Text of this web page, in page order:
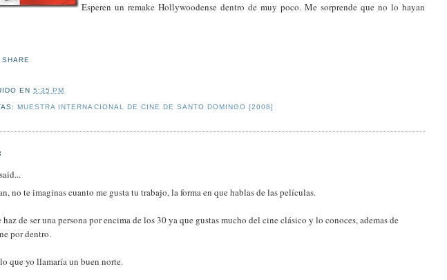
Esperen un remake Hollywoodense dentro de muy poco. Me sorprende que no lo hayan
EN5:35 PM
MUESTRA INTERNACIONAL DE CINE DE SANTO DOMINGO [2008]
no te imaginas cuanto me gusta tu trabajo, la forma en que hablas de las películas.
de ser una persona por encima de los 30 ya que gustas mucho del cine clásico y lo conoces, ademas de
por dentro.
que yo llamaría un buen norte.